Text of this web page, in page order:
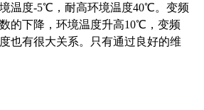
温度-5℃，耐高环境温度40℃。变频
的下降，环境温度升高10℃，变频
也有很大关系。只有通过良好的维